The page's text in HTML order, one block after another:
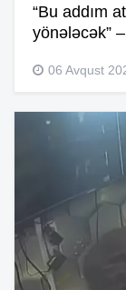
“Bu addım
yönələcək” –
06 Avqust